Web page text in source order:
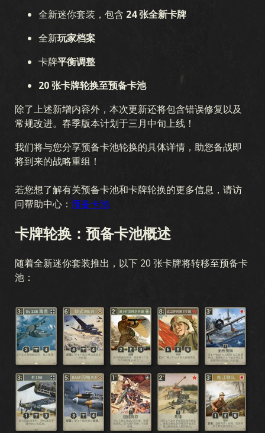
全新迷你套装，包含 24 张全新卡牌
全新玩家档案
卡牌平衡调整
20 张卡牌轮换至预备卡池
除了上述新增内容外，本次更新还将包含错误修复以及
常规改进。春季版本计划于三月中旬上线！
我们将与您分享预备卡池轮换的具体详情，助您备战即
将到来的战略重组！
若您想了解有关预备卡池和卡牌轮换的更多信息，请访
问帮助中心： 预备卡池
卡牌轮换：预备卡池概述
随着全新迷你套装推出，以下 20 张卡牌将转移至预备卡
池：